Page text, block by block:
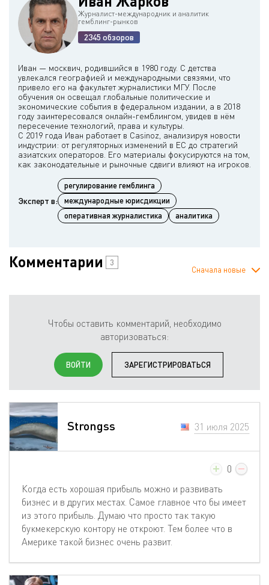
Журналист-международник и аналитик
гемблинг-рынков
2345 обзоров
Иван — москвич, родившийся в 1980 году. С детства
увлекался географией и международными связями, что
привело его на факультет журналистики МГУ. После
обучения он освещал глобальные политические и
экономические события в федеральном издании, а в 2018
году заинтересовался онлайн-гемблингом, увидев в нём
пересечение технологий, права и культуры.
С 2019 года Иван работает в Casinoz, анализируя новости
индустрии: от регуляторных изменений в ЕС до стратегий
азиатских операторов. Его материалы фокусируются на том,
Эксперт в:
регулирование гемблинга
международные юрисдикции
оперативная журналистика
аналитика
Комментарии 3
Сначала новые
Чтобы оставить комментарий, необходимо
авторизоваться:
ВОЙТИ ЗАРЕГИСТРИРОВАТЬСЯ
Strongss 31 июля 2025
0
Когда есть хорошая прибыль можно и развивать
бизнес и в других местах. Самое главное что бы имеет
из этого прибыль. Думаю что просто так такую
букмекерскую контору не откроют. Тем более что в
Америке такой бизнес очень развит.